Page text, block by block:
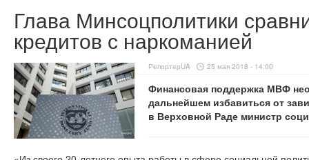
Глава Минсоцполитики
кредитов с наркоманией
РепортерUA 25 мая 2018 - 14:00
Финансовая поддержка МВФ
дальнейшем избавиться от
в Верховной Раде министр